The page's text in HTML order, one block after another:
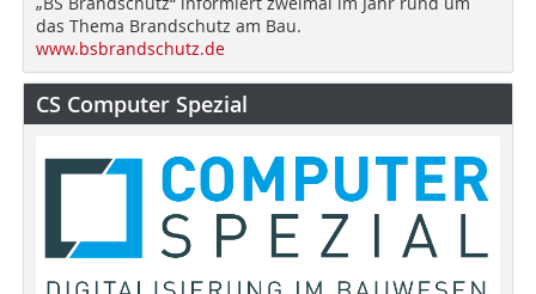
das Thema Brandschutz am Bau.
www.bsbrandschutz.de
CS Computer Spezial